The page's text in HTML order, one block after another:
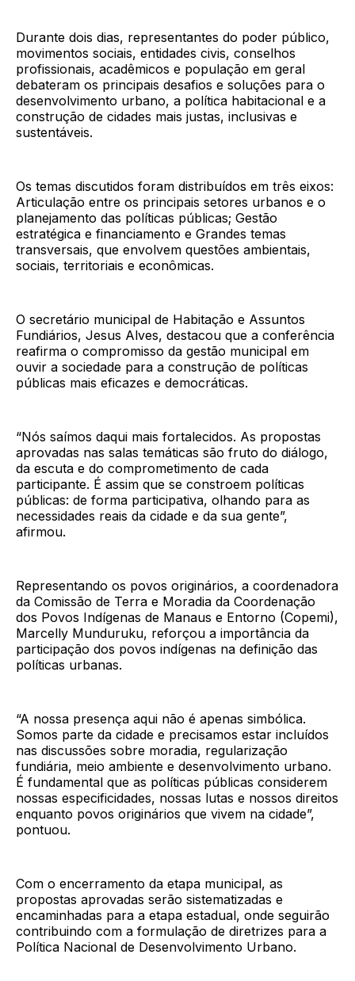
Durante dois dias, representantes do poder público,
movimentos sociais, entidades civis, conselhos
profissionais, acadêmicos e população em geral
debateram os principais desafios e soluções para o
desenvolvimento urbano, a política habitacional e a
construção de cidades mais justas, inclusivas e
sustentáveis.
Os temas discutidos foram distribuídos em três eixos:
Articulação entre os principais setores urbanos e o
planejamento das políticas públicas; Gestão
estratégica e financiamento e Grandes temas
transversais, que envolvem questões ambientais,
sociais, territoriais e econômicas.
O secretário municipal de Habitação e Assuntos
Fundiários, Jesus Alves, destacou que a conferência
reafirma o compromisso da gestão municipal em
ouvir a sociedade para a construção de políticas
públicas mais eficazes e democráticas.
“Nós saímos daqui mais fortalecidos. As propostas
aprovadas nas salas temáticas são fruto do diálogo,
da escuta e do comprometimento de cada
participante. É assim que se constroem políticas
públicas: de forma participativa, olhando para as
necessidades reais da cidade e da sua gente”,
afirmou.
Representando os povos originários, a coordenadora
da Comissão de Terra e Moradia da Coordenação
dos Povos Indígenas de Manaus e Entorno (Copemi),
Marcelly Munduruku, reforçou a importância da
participação dos povos indígenas na definição das
políticas urbanas.
“A nossa presença aqui não é apenas simbólica.
Somos parte da cidade e precisamos estar incluídos
nas discussões sobre moradia, regularização
fundiária, meio ambiente e desenvolvimento urbano.
É fundamental que as políticas públicas considerem
nossas especificidades, nossas lutas e nossos direitos
enquanto povos originários que vivem na cidade”,
pontuou.
Com o encerramento da etapa municipal, as
propostas aprovadas serão sistematizadas e
encaminhadas para a etapa estadual, onde seguirão
contribuindo com a formulação de diretrizes para a
Política Nacional de Desenvolvimento Urbano.